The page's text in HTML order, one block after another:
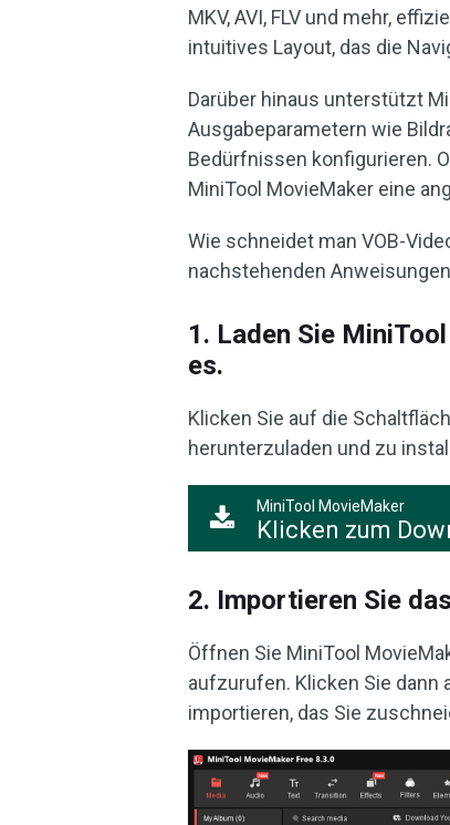
MKV, AVI, FLV und mehr,
intuitives Layout, das die
Darüber hinaus unterstützt
Ausgabeparametern wie
Bedürfnissen konfigurieren.
MiniTool MovieMaker eine
Wie schneidet man VOB-
nachstehenden
1. Laden Sie
es.
Klicken Sie auf die
herunterzuladen und zu
MiniTool MovieMaker
Klicken zum
2. Importieren Sie
Öffnen Sie MiniTool
aufzurufen. Klicken Sie dann
importieren, das Sie